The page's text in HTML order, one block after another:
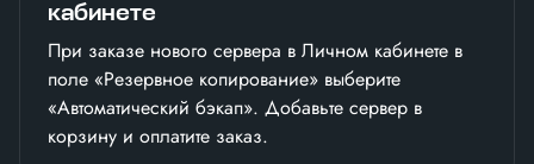
кабинете
При заказе нового сервера в Личном кабинете в
поле «Резервное копирование» выберите
«Автоматический бэкап». Добавьте сервер в
корзину и оплатите заказ.